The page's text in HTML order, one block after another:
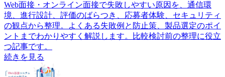
Web面接・オンライン面接で失敗しやすい原因を、通信環
境、進行設計、評価のばらつき、応募者体験、セキュリティ
の観点から整理。よくある失敗例と防止策、製品選定のポイ
ントまでわかりやすく解説します。比較検討前の整理に役立
つ記事です。
続きを見る